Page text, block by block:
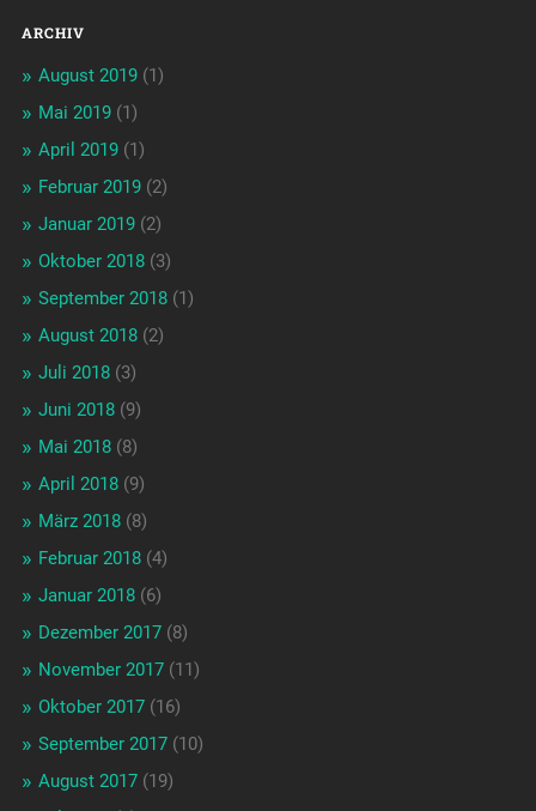
ARCHIV
August 2019(1)
Mai 2019(1)
April 2019(1)
Februar 2019(2)
Januar 2019(2)
Oktober 2018(3)
September 2018(1)
August 2018(2)
Juli 2018(3)
Juni 2018(9)
Mai 2018(8)
April 2018(9)
März 2018(8)
Februar 2018(4)
Januar 2018(6)
Dezember 2017(8)
November 2017(11)
Oktober 2017(16)
September 2017(10)
August 2017(19)